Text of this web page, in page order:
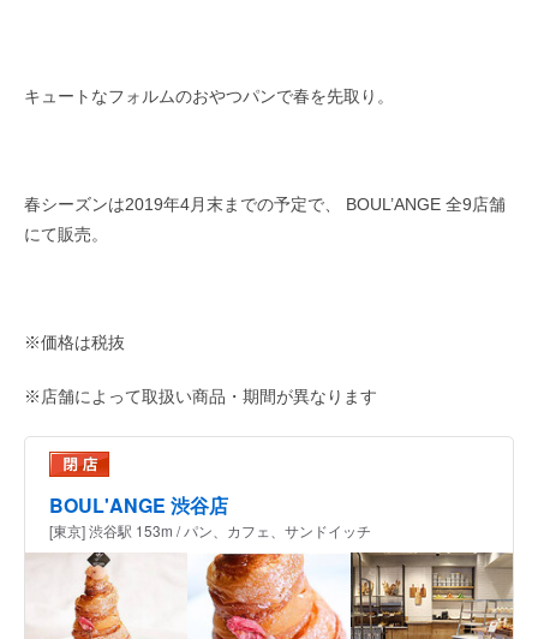
キュートなフォルムのおやつパンで春を先取り。
春シーズンは2019年4月末までの予定で、 BOUL’ANGE 全9店舗
にて販売。
※価格は税抜
※店舗によって取扱い商品・期間が異なります
BOUL'ANGE 渋谷店
[東京] 渋谷駅 153m / パン、カフェ、サンドイッチ